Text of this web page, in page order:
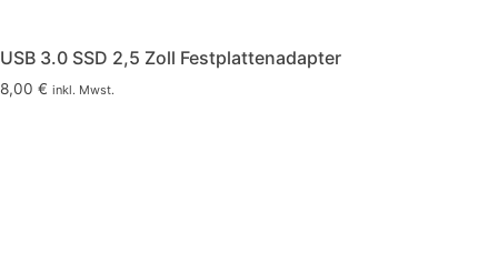
USB 3.0 SSD 2,5 Zoll Festplattenadapter
8,00 € inkl. Mwst.